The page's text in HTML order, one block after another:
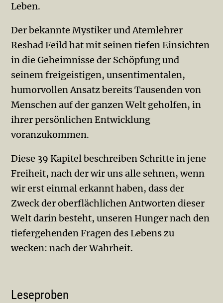
Leben.
Der bekannte Mystiker und Atemlehrer
Reshad Feild hat mit seinen tiefen Einsichten
in die Geheimnisse der Schöpfung und
seinem freigeistigen, unsentimentalen,
humorvollen Ansatz bereits Tausenden von
Menschen auf der ganzen Welt geholfen, in
ihrer persönlichen Entwicklung
voranzukommen.
Diese 39 Kapitel beschreiben Schritte in jene
Freiheit, nach der wir uns alle sehnen, wenn
wir erst einmal erkannt haben, dass der
Zweck der oberflächlichen Antworten dieser
Welt darin besteht, unseren Hunger nach den
tiefergehenden Fragen des Lebens zu
wecken: nach der Wahrheit.
Leseproben